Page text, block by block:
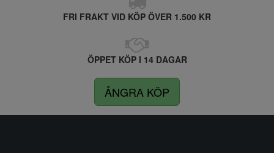
FRI FRAKT VID KÖP ÖVER 1.500 KR
ÖPPET KÖP I 14 DAGAR
ÅNGRA KÖP